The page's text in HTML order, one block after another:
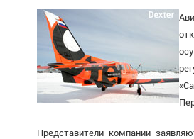
Представители компании